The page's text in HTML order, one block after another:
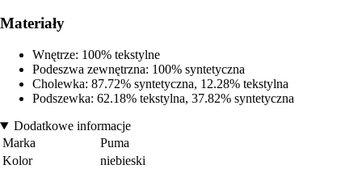
Materiały
Wnętrze: 100% tekstylne
Podeszwa zewnętrzna: 100% syntetyczna
Cholewka: 87.72% syntetyczna, 12.28% tekstylna
Podszewka: 62.18% tekstylna, 37.82% syntetyczna
Dodatkowe informacje
Marka
Puma
Kolor
niebieski